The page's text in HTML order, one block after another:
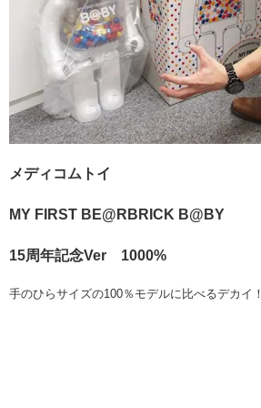
メディコムトイ
MY FIRST BE@RBRICK B@BY
15周年記念Ver 1000%
手のひらサイズの100％モデルに比べるデカイ！